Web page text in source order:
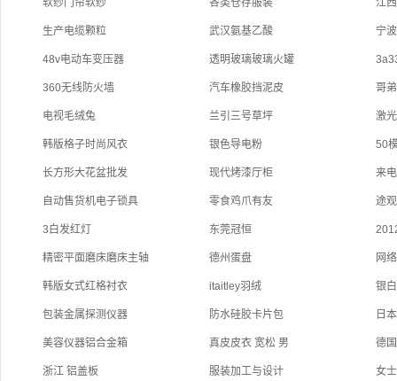
软纱门帘软纱 各类仓存服装 江
生产电缆颗粒 武汉氨基乙酸 宁
48v电动车变压器 透明玻璃玻璃火罐
360无线防火墙 汽车橡胶挡泥皮 哥
电视毛绒兔 兰引三号草坪 激
韩版格子时尚风衣 银色导电粉 50
长方形大花盆批发 现代烤漆厅柜 来
自动售货机电子锁具 零食鸡爪有友 途
3白发红灯 东莞冠恒
精密平面磨床磨床主轴 德州蛋盘 网
韩版女式红格衬衣 itaitley羽绒 银
包装金属探测仪器 防水硅胶卡片包 日
美容仪器铝合金箱 真皮皮衣 宽松 男 德
浙江 铝盖板 服装加工与设计 女